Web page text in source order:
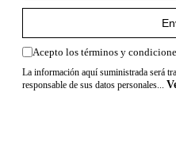
Acepto los términos y
La información aquí suministrada será
responsable de sus datos personales...